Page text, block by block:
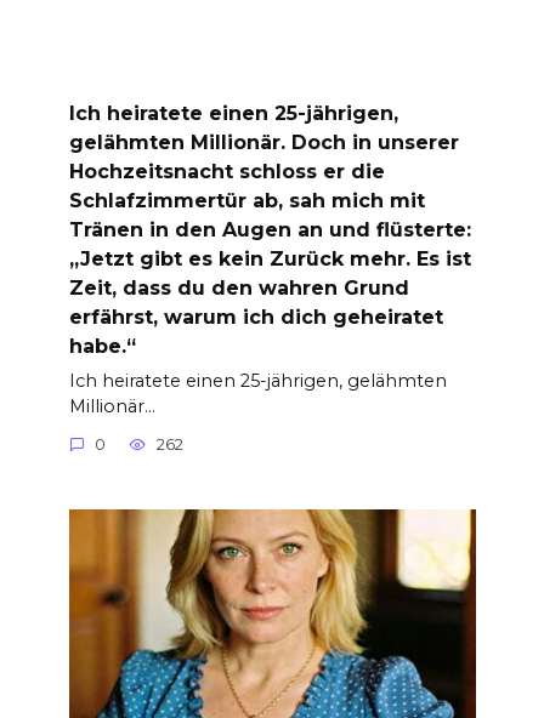
Ich heiratete einen 25-jährigen,
gelähmten Millionär. Doch in unserer
Hochzeitsnacht schloss er die
Schlafzimmertür ab, sah mich mit
Tränen in den Augen an und flüsterte:
„Jetzt gibt es kein Zurück mehr. Es ist
Zeit, dass du den wahren Grund
erfährst, warum ich dich geheiratet
habe.“
Ich heiratete einen 25-jährigen, gelähmten
Millionär…
0 262